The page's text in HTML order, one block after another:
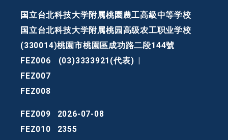
国立台北科技大学附属桃園農工高級中等学校
国立台北科技大学附属桃园高级农工职业学校
(330014)桃園市桃園區成功路二段144號
FEZ006
(03)3333921(代表)
FEZ007
FEZ008
FEZ009
2026-07-08
FEZ010
2355